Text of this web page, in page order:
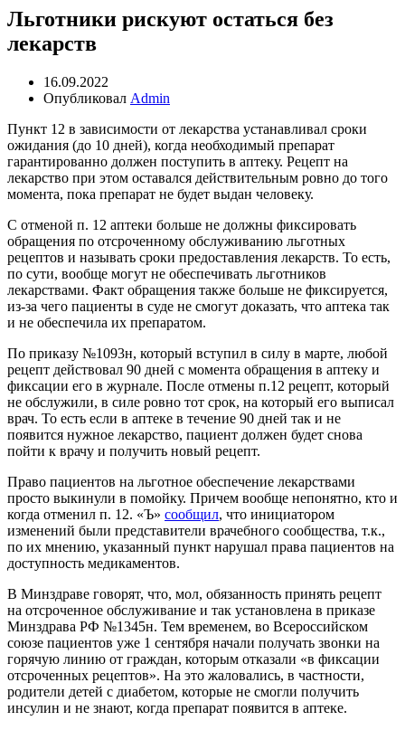
Льготники рискуют остаться без
лекарств
16.09.2022
Опубликовал Admin
Пункт 12 в зависимости от лекарства устанавливал сроки
ожидания (до 10 дней), когда необходимый препарат
гарантированно должен поступить в аптеку. Рецепт на
лекарство при этом оставался действительным ровно до того
момента, пока препарат не будет выдан человеку.
С отменой п. 12 аптеки больше не должны фиксировать
обращения по отсроченному обслуживанию льготных
рецептов и называть сроки предоставления лекарств. То есть,
по сути, вообще могут не обеспечивать льготников
лекарствами. Факт обращения также больше не фиксируется,
из-за чего пациенты в суде не смогут доказать, что аптека так
и не обеспечила их препаратом.
По приказу №1093н, который вступил в силу в марте, любой
рецепт действовал 90 дней с момента обращения в аптеку и
фиксации его в журнале. После отмены п.12 рецепт, который
не обслужили, в силе ровно тот срок, на который его выписал
врач. То есть если в аптеке в течение 90 дней так и не
появится нужное лекарство, пациент должен будет снова
пойти к врачу и получить новый рецепт.
Право пациентов на льготное обеспечение лекарствами
просто выкинули в помойку. Причем вообще непонятно, кто и
когда отменил п. 12. «Ъ» сообщил, что инициатором
изменений были представители врачебного сообщества, т.к.,
по их мнению, указанный пункт нарушал права пациентов на
доступность медикаментов.
В Минздраве говорят, что, мол, обязанность принять рецепт
на отсроченное обслуживание и так установлена в приказе
Минздрава РФ №1345н. Тем временем, во Всероссийском
союзе пациентов уже 1 сентября начали получать звонки на
горячую линию от граждан, которым отказали «в фиксации
отсроченных рецептов». На это жаловались, в частности,
родители детей с диабетом, которые не смогли получить
инсулин и не знают, когда препарат появится в аптеке.